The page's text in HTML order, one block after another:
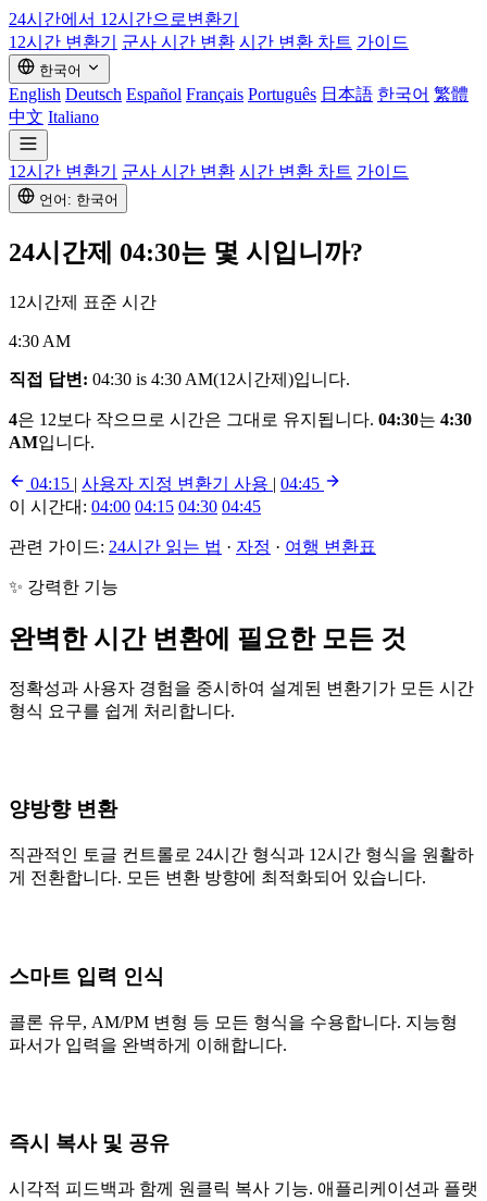
24시간에서 12시간으로변환기
12시간 변환기
군사 시간 변환 시간 변환 차트 가이드
한국어
English Deutsch Español Français Português 日本語 한국어 繁體
中文 Italiano
12시간 변환기 군사 시간 변환 시간 변환 차트 가이드
언어: 한국어
24시간제 04:30는 몇 시입니까?
12시간제 표준 시간
4:30 AM
직접 답변: 04:30 is 4:30 AM(12시간제)입니다.
4은 12보다 작으므로 시간은 그대로 유지됩니다. 04:30는 4:30
AM입니다.
04:15 | 사용자 지정 변환기 사용 | 04:45
이 시간대: 04:00 04:15 04:30 04:45
관련 가이드: 24시간 읽는 법 · 자정 · 여행 변환표
✨ 강력한 기능
완벽한 시간 변환에 필요한 모든 것
정확성과 사용자 경험을 중시하여 설계된 변환기가 모든 시간
형식 요구를 쉽게 처리합니다.
양방향 변환
직관적인 토글 컨트롤로 24시간 형식과 12시간 형식을 원활하
게 전환합니다. 모든 변환 방향에 최적화되어 있습니다.
스마트 입력 인식
콜론 유무, AM/PM 변형 등 모든 형식을 수용합니다. 지능형
파서가 입력을 완벽하게 이해합니다.
즉시 복사 및 공유
시각적 피드백과 함께 원클릭 복사 기능. 애플리케이션과 플랫